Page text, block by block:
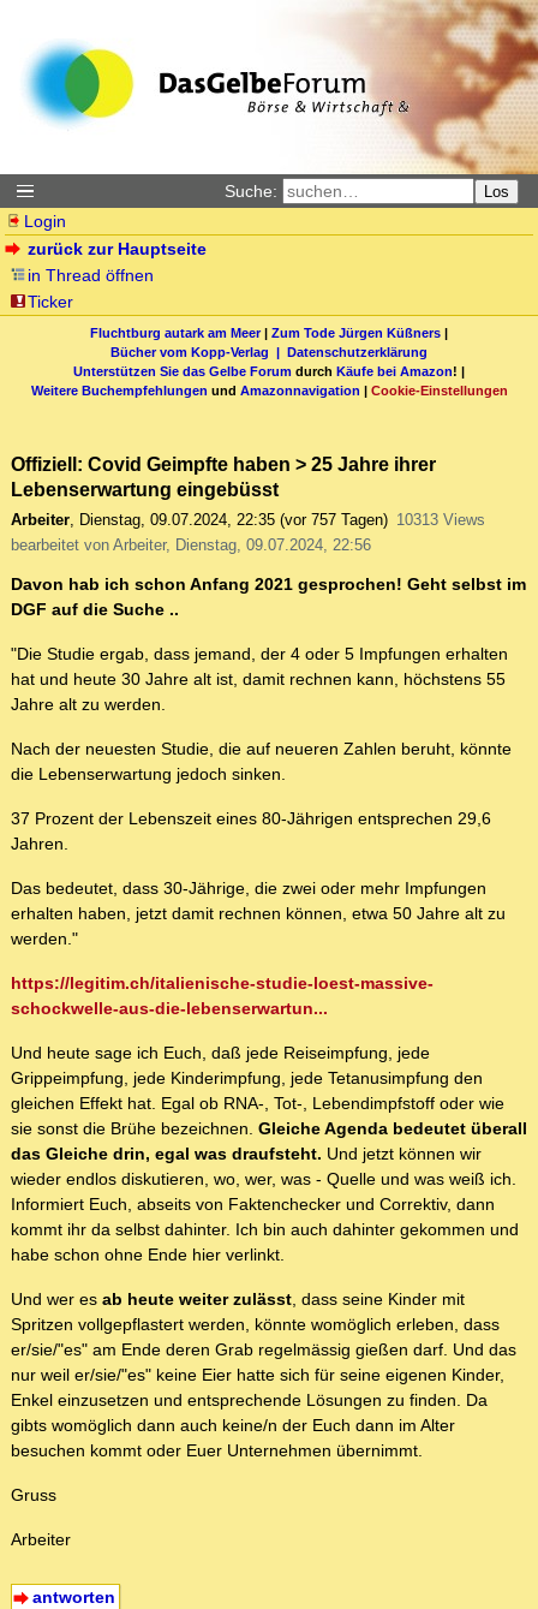
Suche: Los
Login
zurück zur Hauptseite
in Thread öffnen
Ticker
Fluchtburg autark am Meer| Zum Tode Jürgen Küßners |
Bücher vom Kopp-Verlag | Datenschutzerklärung
Unterstützen Sie das Gelbe Forum durch Käufe bei Amazon! |
Weitere Buchempfehlungen und Amazonnavigation | Cookie-Einstellungen
Offiziell: Covid Geimpfte haben > 25 Jahre ihrer
Lebenserwartung eingebüsst
Arbeiter, Dienstag, 09.07.2024, 22:35 (vor 757 Tagen) 10313 Views
bearbeitet von Arbeiter, Dienstag, 09.07.2024, 22:56
Davon hab ich schon Anfang 2021 gesprochen! Geht selbst im
DGF auf die Suche ..
"Die Studie ergab, dass jemand, der 4 oder 5 Impfungen erhalten
hat und heute 30 Jahre alt ist, damit rechnen kann, höchstens 55
Jahre alt zu werden.
Nach der neuesten Studie, die auf neueren Zahlen beruht, könnte
die Lebenserwartung jedoch sinken.
37 Prozent der Lebenszeit eines 80-Jährigen entsprechen 29,6
Jahren.
Das bedeutet, dass 30-Jährige, die zwei oder mehr Impfungen
erhalten haben, jetzt damit rechnen können, etwa 50 Jahre alt zu
werden."
https://legitim.ch/italienische-studie-loest-massive-
schockwelle-aus-die-lebenserwartun...
Und heute sage ich Euch, daß jede Reiseimpfung, jede
Grippeimpfung, jede Kinderimpfung, jede Tetanusimpfung den
gleichen Effekt hat. Egal ob RNA-, Tot-, Lebendimpfstoff oder wie
sie sonst die Brühe bezeichnen. Gleiche Agenda bedeutet überall
das Gleiche drin, egal was draufsteht. Und jetzt können wir
wieder endlos diskutieren, wo, wer, was - Quelle und was weiß ich.
Informiert Euch, abseits von Faktenchecker und Correktiv, dann
kommt ihr da selbst dahinter. Ich bin auch dahinter gekommen und
habe schon ohne Ende hier verlinkt.
Und wer es ab heute weiter zulässt, dass seine Kinder mit
Spritzen vollgepflastert werden, könnte womöglich erleben, dass
er/sie/"es" am Ende deren Grab regelmässig gießen darf. Und das
nur weil er/sie/"es" keine Eier hatte sich für seine eigenen Kinder,
Enkel einzusetzen und entsprechende Lösungen zu finden. Da
gibts womöglich dann auch keine/n der Euch dann im Alter
besuchen kommt oder Euer Unternehmen übernimmt.
Gruss
Arbeiter
antworten